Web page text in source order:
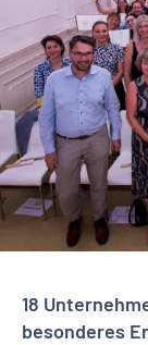
18
besonderes